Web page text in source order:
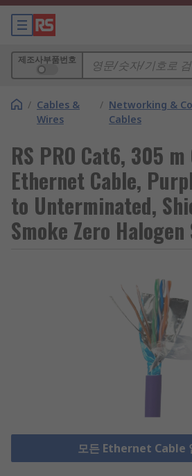
제조사부품번호
/ Cables &
Wires
/ Networking &
Cables
RS PRO Cat6, 305
Ethernet Cable,
to Unterminated,
Smoke Zero Halogen
모든 Ethernet Cable